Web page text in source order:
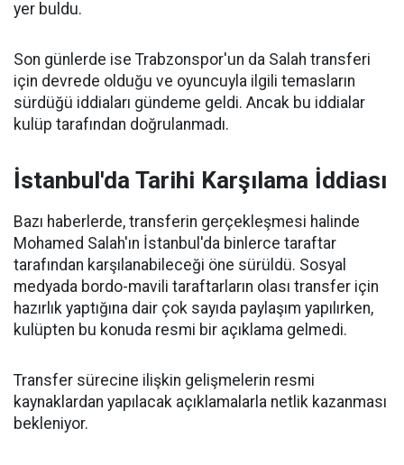
yer buldu.
Son günlerde ise Trabzonspor'un da Salah transferi
için devrede olduğu ve oyuncuyla ilgili temasların
sürdüğü iddiaları gündeme geldi. Ancak bu iddialar
kulüp tarafından doğrulanmadı.
İstanbul'da Tarihi Karşılama İddiası
Bazı haberlerde, transferin gerçekleşmesi halinde
Mohamed Salah'ın İstanbul'da binlerce taraftar
tarafından karşılanabileceği öne sürüldü. Sosyal
medyada bordo-mavili taraftarların olası transfer için
hazırlık yaptığına dair çok sayıda paylaşım yapılırken,
kulüpten bu konuda resmi bir açıklama gelmedi.
Transfer sürecine ilişkin gelişmelerin resmi
kaynaklardan yapılacak açıklamalarla netlik kazanması
bekleniyor.